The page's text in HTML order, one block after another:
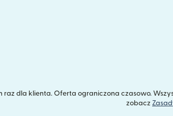
raz dla klienta. Oferta ograniczona czasowo.
zobacz